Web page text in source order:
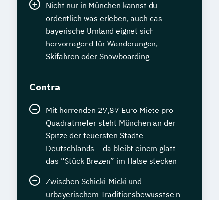
Nicht nur in München kannst du
ordentlich was erleben, auch das
bayerische Umland eignet sich
hervorragend für Wanderungen,
Skifahren oder Snowboarding
Contra
Mit horrenden 27,87 Euro Miete pro
Quadratmeter steht München an der
Spitze der teuersten Städte
Deutschlands – da bleibt einem glatt
das “Stück Brezen” im Halse stecken
Zwischen Schicki-Micki und
urbayerischem Traditionsbewusstsein